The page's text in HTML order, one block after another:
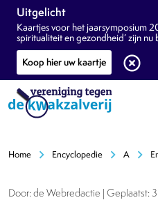
Uitgelicht
Kaartjes voor het jaarsymposium
spiritualiteit en gezondheid’ zijn nu
Koop hier uw kaartje
highlight_off
Home chevron_right Encyclopedie chevron_right A chevron_right
Door: de Webredactie | Geplaatst: